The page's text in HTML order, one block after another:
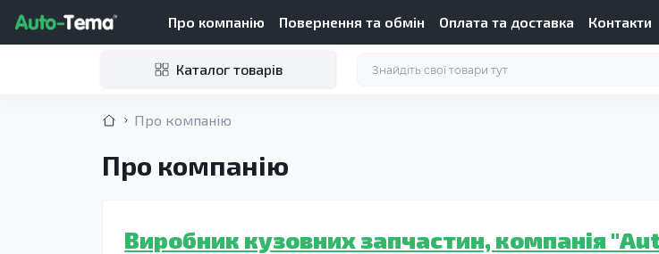
Про компанію Повернення та обмін Оплата та доставка Контакти
Каталог товарів
Про компанію
Про компанію
Виробник кузовних запчастин, компанія